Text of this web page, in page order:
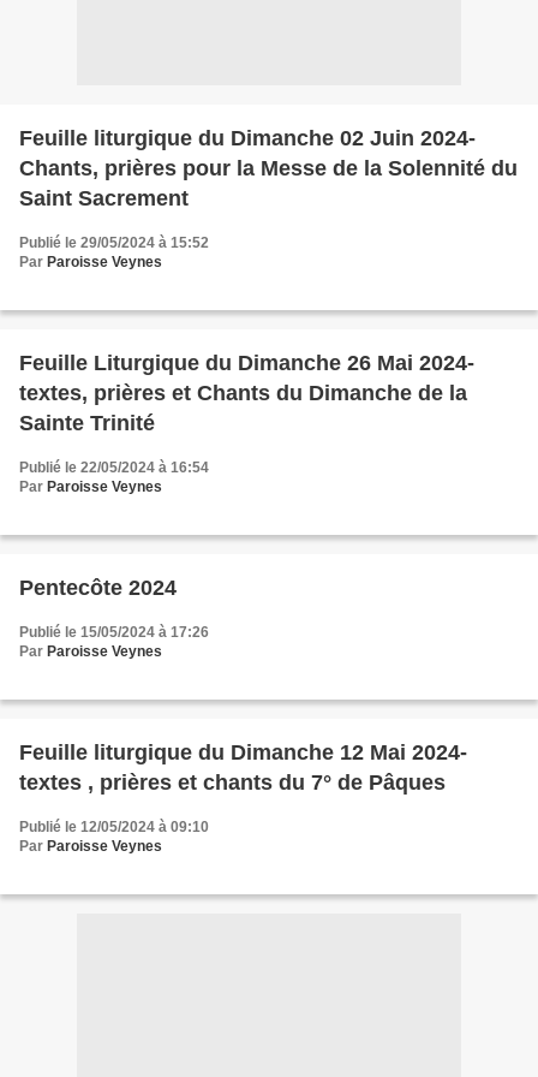
Feuille liturgique du Dimanche 02 Juin 2024-
Chants, prières pour la Messe de la Solennité du
Saint Sacrement
Publié le 29/05/2024 à 15:52
Par Paroisse Veynes
Feuille Liturgique du Dimanche 26 Mai 2024-
textes, prières et Chants du Dimanche de la
Sainte Trinité
Publié le 22/05/2024 à 16:54
Par Paroisse Veynes
Pentecôte 2024
Publié le 15/05/2024 à 17:26
Par Paroisse Veynes
Feuille liturgique du Dimanche 12 Mai 2024-
textes , prières et chants du 7° de Pâques
Publié le 12/05/2024 à 09:10
Par Paroisse Veynes